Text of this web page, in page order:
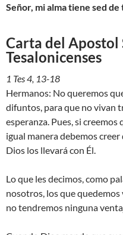
Señor, mi alma tiene sed de
Carta del Apostol
Tesalonicenses
1 Tes 4, 13-18
Hermanos: No queremos
difuntos, para que no vivan
esperanza. Pues, si
igual manera debemos
Dios los llevará con Él.
Lo que les decimos, como
nosotros, los que quedemos
no tendremos ninguna